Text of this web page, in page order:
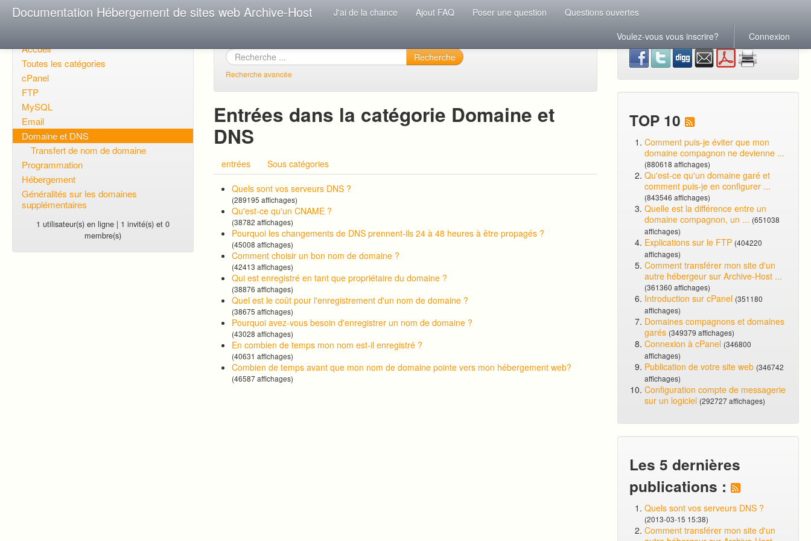
Documentation Hébergement de sites web Archive-Host J'ai de la chance Ajout FAQ Poser une question
Questions ouvertes
Voulez-vous vous inscrire?
Connexion
Accueil
Toutes les catégories
cPanel
FTP
MySQL
Email
Domaine et DNS
Transfert de nom de domaine
Programmation
Hébergement
Généralités sur les domaines
supplémentaires
1 utilisateur(s) en ligne | 1 invité(s) et 0
membre(s)
Recherche
Recherche avancée
Entrées dans la catégorie Domaine et
DNS
entrées Sous catégories
Quels sont vos serveurs DNS ?
(289195 affichages)
Qu'est-ce qu'un CNAME ?
(38782 affichages)
Pourquoi les changements de DNS prennent-ils 24 à 48 heures à être propagés ?
(45008 affichages)
Comment choisir un bon nom de domaine ?
(42413 affichages)
Qui est enregistré en tant que propriétaire du domaine ?
(38876 affichages)
Quel est le coût pour l'enregistrement d'un nom de domaine ?
(38675 affichages)
Pourquoi avez-vous besoin d'enregistrer un nom de domaine ?
(43028 affichages)
En combien de temps mon nom est-il enregistré ?
(40631 affichages)
Combien de temps avant que mon nom de domaine pointe vers mon hébergement web?
(46587 affichages)
TOP 10
Comment puis-je éviter que mon
domaine compagnon ne devienne ...
(880618 affichages)
Qu'est-ce qu'un domaine garé et
comment puis-je en configurer ...
(843546 affichages)
Quelle est la différence entre un
domaine compagnon, un ... (651038
affichages)
Explications sur le FTP (404220
affichages)
Comment transférer mon site d'un
autre hébergeur sur Archive-Host ...
(361360 affichages)
Introduction sur cPanel (351180
affichages)
Domaines compagnons et domaines
garés (349379 affichages)
Connexion à cPanel (346800
affichages)
Publication de votre site web (346742
affichages)
Configuration compte de messagerie
sur un logiciel (292727 affichages)
Les 5 dernières
publications :
Quels sont vos serveurs DNS ?
(2013-03-15 15:38)
Comment transférer mon site d'un